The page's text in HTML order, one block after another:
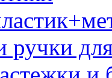
ручки